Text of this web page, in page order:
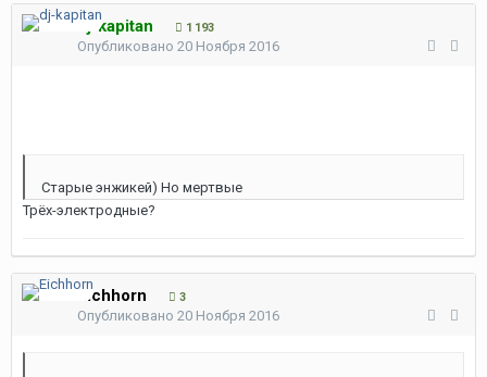
dj-kapitan 1 193
Опубликовано 20 Ноября 2016
Старые энжикей) Но мертвые
Трёх-электродные?
Eichhorn 3
Опубликовано 20 Ноября 2016